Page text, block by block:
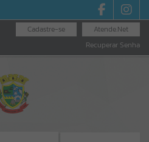
Atende.Net
Cadastre-se
Recuperar Senha